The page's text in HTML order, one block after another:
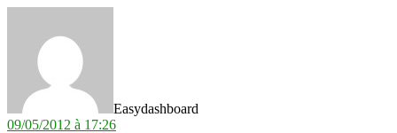
Easydashboard
09/05/2012 à 17:26